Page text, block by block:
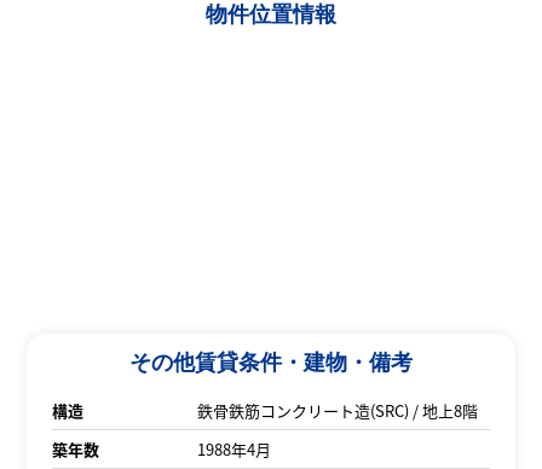
物件位置情報
その他賃貸条件・建物・備考
構造
鉄骨鉄筋コンクリート造(SRC) / 地上8階
築年数
1988年4月